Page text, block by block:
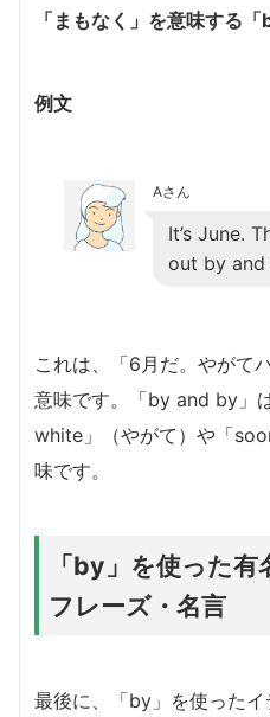
「まもなく」を意味する「
例文
Aさん
It’s June.
out by and
これは、「6月だ。やがて
意味です。「by and by」
white」（やがて）や「
味です。
「by」を使った
フレーズ・名言
最後に、「by」を使った